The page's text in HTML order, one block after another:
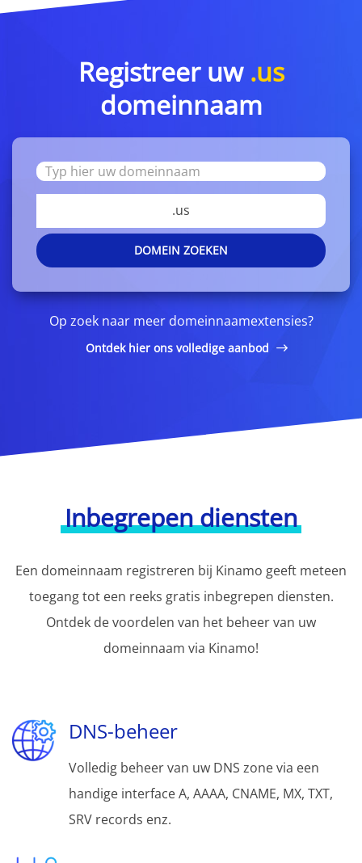
Registreer uw .us
domeinnaam
.us
DOMEIN ZOEKEN
Op zoek naar meer domeinnaamextensies?
Ontdek hier ons volledige aanbod
Inbegrepen diensten
Een domeinnaam registreren bij Kinamo geeft meteen
toegang tot een reeks gratis inbegrepen diensten.
Ontdek de voordelen van het beheer van uw
domeinnaam via Kinamo!
DNS-beheer
Volledig beheer van uw DNS zone via een
handige interface A, AAAA, CNAME, MX, TXT,
SRV records enz.